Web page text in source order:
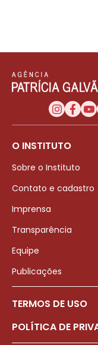
O INSTITUTO
Sobre o Instituto
Contato e cadastro
Imprensa
Transparência
Equipe
Publicações
TERMOS DE USO
POLÍTICA DE